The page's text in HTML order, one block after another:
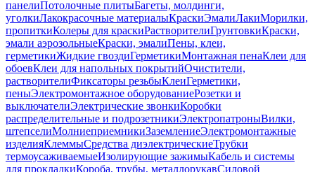
панелиПотолочные плитыБагеты, молдинги,
уголкиЛакокрасочные материалыКраскиЭмалиЛакиМорилки,
пропиткиКолеры для краскиРастворителиГрунтовкиКраски,
эмали аэрозольныеКраски, эмалиПены, клеи,
герметикиЖидкие гвоздиГерметикиМонтажная пенаКлеи для
обоевКлеи для напольных покрытийОчистители,
растворителиФиксаторы резьбыКлеиГерметики,
пеныЭлектромонтажное оборудованиеРозетки и
выключателиЭлектрические звонкиКоробки
распределительные и подрозетникиЭлектропатроныВилки,
штепселиМолниеприемникиЗаземлениеЭлектромонтажные
изделияКлеммыСредства диэлектрическиеТрубки
термоусаживаемыеИзолирующие зажимыКабель и системы
для прокладкиКороба, трубы, металлорукавСиловой